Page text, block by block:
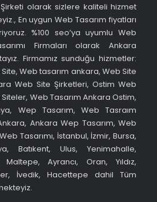
olarak sizlere kaliteli hizmet
En uygun Web Tasarım fiyatları
%100 seo’ya uyumlu Web
Firmaları olarak Ankara
Firmamız sunduğu hizmetler:
Web tasarım ankara, Web Site
Web Site Şirketleri, Ostim Web
Web Tasarım Ankara Ostim,
Wep Tasarım, Web Tasraım
Ankara Wep Tasarım, Web
Tasarımı, İstanbul, İzmir, Bursa,
Batıkent, Ulus, Yenimahalle,
Ayrancı, Oran, Yıldız,
İvedik, Hacettepe dahil Tüm